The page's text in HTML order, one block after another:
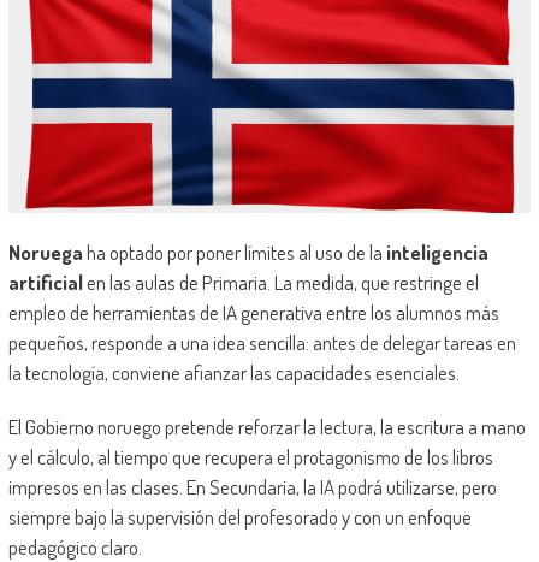
Noruegaha optado por poner límites al uso de la inteligencia
artificialen las aulas de Primaria. La medida, que restringe el
empleo de herramientas de IA generativa entre los alumnos más
pequeños, responde a una idea sencilla: antes de delegar tareas en
la tecnología, conviene afianzar las capacidades esenciales.
El Gobierno noruego pretende reforzar la lectura, la escritura a mano
y el cálculo, al tiempo que recupera el protagonismo de los libros
impresos en las clases. En Secundaria, la IA podrá utilizarse, pero
siempre bajo la supervisión del profesorado y con un enfoque
pedagógico claro.